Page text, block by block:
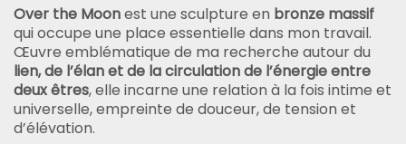
Over the Moonest une sculpture en bronze massif
qui occupe une place essentielle dans mon travail.
Œuvre emblématique de ma recherche autour du
lien, de l’élan et de la circulation de l’énergie entre
deux êtres, elle incarne une relation à la fois intime et
universelle, empreinte de douceur, de tension et
d’élévation.